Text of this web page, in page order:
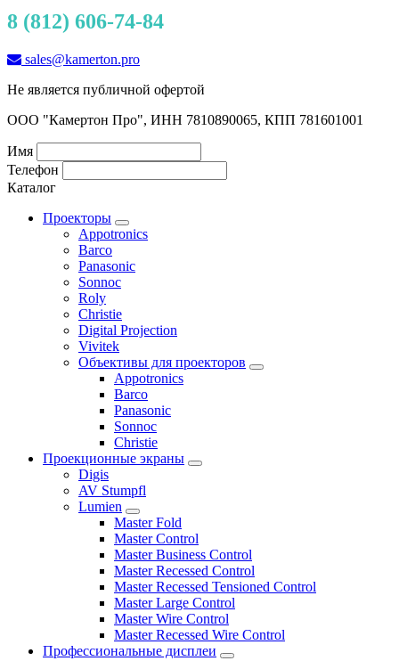
8 (812) 606-74-84
sales@kamerton.pro
Не является публичной офертой
ООО "Камертон Про", ИНН 7810890065, КПП 781601001
Имя
Телефон
Каталог
Проекторы
Appotronics
Barco
Panasonic
Sonnoc
Roly
Christie
Digital Projection
Vivitek
Объективы для проекторов
Appotronics
Barco
Panasonic
Sonnoc
Сhristie
Проекционные экраны
Digis
AV Stumpfl
Lumien
Master Fold
Master Control
Master Business Control
Master Recessed Control
Master Recessed Tensioned Control
Master Large Control
Master Wire Control
Master Recessed Wire Control
Профессиональные дисплеи